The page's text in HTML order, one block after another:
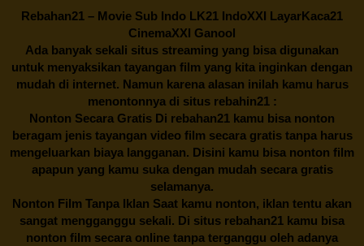
Rebahan21 – Movie Sub Indo LK21 IndoXXI LayarKaca21
CinemaXXI Ganool
Ada banyak sekali situs streaming yang bisa digunakan
untuk menyaksikan tayangan film yang kita inginkan dengan
mudah di internet. Namun karena alasan inilah kamu harus
menontonnya di situs rebahin21 :
Nonton Secara Gratis Di rebahan21 kamu bisa nonton
beragam jenis tayangan video film secara gratis tanpa harus
mengeluarkan biaya langganan. Disini kamu bisa nonton film
apapun yang kamu suka dengan mudah secara gratis
selamanya.
Nonton Film Tanpa Iklan Saat kamu nonton, iklan tentu akan
sangat mengganggu sekali. Di situs rebahan21 kamu bisa
nonton film secara online tanpa terganggu oleh adanya